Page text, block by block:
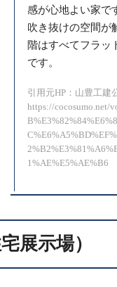
感が心地よい家で
吹き抜けの空間が
階はすべてフラッ
です。
引用元HP：山豊工建
https://cocosumo.net/
1%AE%E5%AE%B6
展示場）